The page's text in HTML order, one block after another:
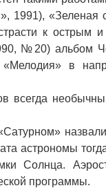
1991), «Зеленая
к острым
№20) альбом
в
всегда
астрономы
Солнца.
программы.